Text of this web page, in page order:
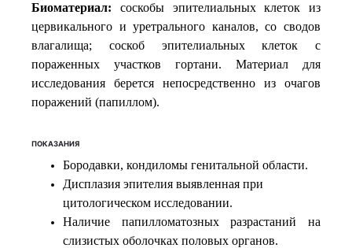
Биоматериал: соскобы эпителиальных клеток из
цервикального и уретрального каналов, со сводов
влагалища; соскоб эпителиальных клеток с
пораженных участков гортани. Материал для
исследования берется непосредственно из очагов
поражений (папиллом).
ПОКАЗАНИЯ
Бородавки, кондиломы генитальной области.
Дисплазия эпителия выявленная при
цитологическом исследовании.
Наличие папилломатозных разрастаний на
слизистых оболочках половых органов.